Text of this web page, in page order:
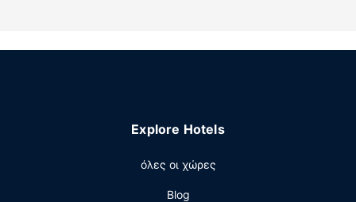
Explore Hotels
όλες οι χώρες
Blog